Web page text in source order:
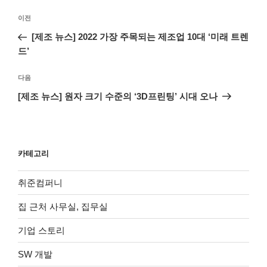
색
이
전
글
이전
[제조 뉴스] 2022 가장 주목되는 제조업 10대 ‘미래 트렌
드’
다
음
다음
[제조 뉴스] 원자 크기 수준의 ‘3D프린팅’ 시대 오나
카테고리
취준컴퍼니
집 근처 사무실, 집무실
기업 스토리
SW 개발